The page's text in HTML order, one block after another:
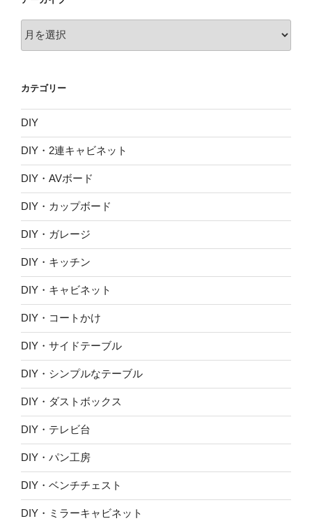
ー
ブ
カテゴリー
DIY
DIY・2連キャビネット
DIY・AVボード
DIY・カップボード
DIY・ガレージ
DIY・キッチン
DIY・キャビネット
DIY・コートかけ
DIY・サイドテーブル
DIY・シンプルなテーブル
DIY・ダストボックス
DIY・テレビ台
DIY・パン工房
DIY・ベンチチェスト
DIY・ミラーキャビネット